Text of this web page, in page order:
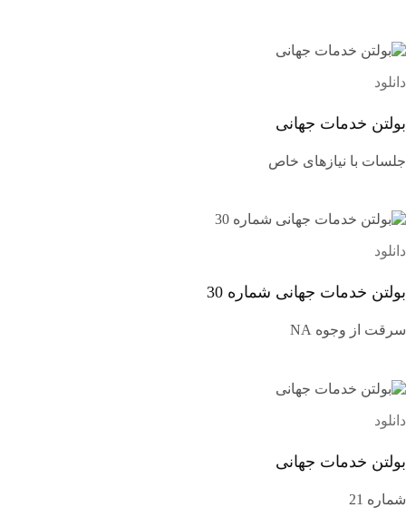
دانلود
بولتن خدمات جهانی
جلسات با نیازهای خاص
دانلود
بولتن خدمات جهانی شماره 30
سرقت از وجوه NA
دانلود
بولتن خدمات جهانی
شماره 21